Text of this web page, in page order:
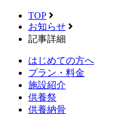
TOP
お知らせ
記事詳細
はじめての方へ
プラン・料金
施設紹介
供養祭
供養納骨